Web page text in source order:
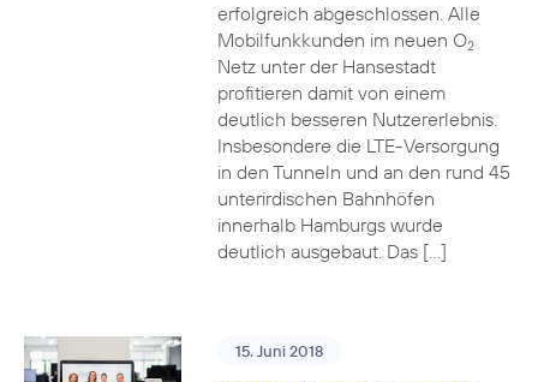
erfolgreich abgeschlossen. Alle
Mobilfunkkunden im neuen O2
Netz unter der Hansestadt
profitieren damit von einem
deutlich besseren Nutzererlebnis.
Insbesondere die LTE-Versorgung
in den Tunneln und an den rund 45
unterirdischen Bahnhöfen
innerhalb Hamburgs wurde
deutlich ausgebaut. Das […]
15. Juni 2018